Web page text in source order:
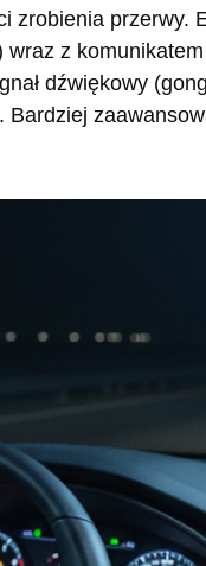
przerwy.
z
dźwiękowy